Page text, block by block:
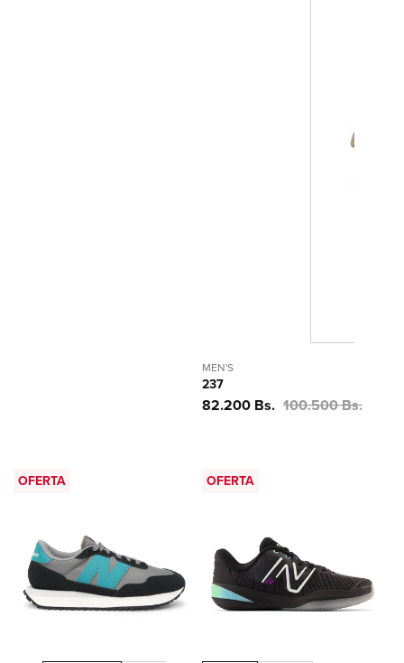
MEN'S
237
Precio
82.200 Bs. Precio
100.500 Bs.
OFERTA OFERTA